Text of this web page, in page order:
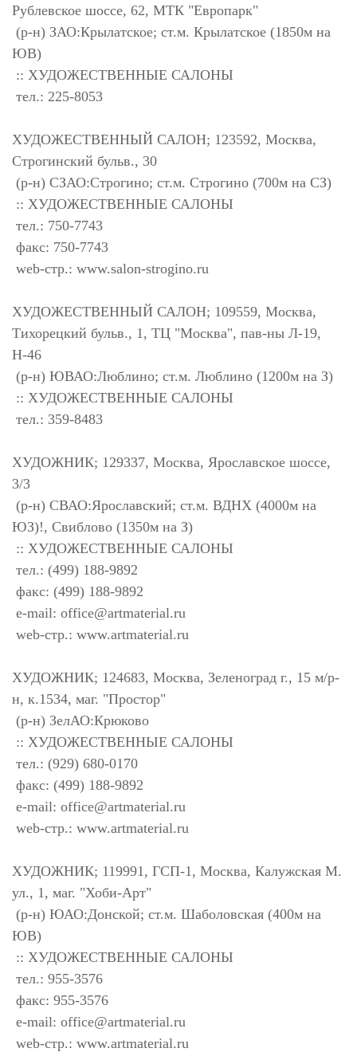
Рублевское шоссе, 62, МТК "Европарк"
(р-н) ЗАО:Крылатское; ст.м. Крылатское (1850м на
ЮВ)
:: ХУДОЖЕСТВЕННЫЕ САЛОНЫ
тел.: 225-8053
ХУДОЖЕСТВЕННЫЙ САЛОН; 123592, Москва,
Строгинский бульв., 30
(р-н) СЗАО:Строгино; ст.м. Строгино (700м на СЗ)
:: ХУДОЖЕСТВЕННЫЕ САЛОНЫ
тел.: 750-7743
факс: 750-7743
web-стр.: www.salon-strogino.ru
ХУДОЖЕСТВЕННЫЙ САЛОН; 109559, Москва,
Тихорецкий бульв., 1, ТЦ "Москва", пав-ны Л-19,
Н-46
(р-н) ЮВАО:Люблино; ст.м. Люблино (1200м на З)
:: ХУДОЖЕСТВЕННЫЕ САЛОНЫ
тел.: 359-8483
ХУДОЖНИК; 129337, Москва, Ярославское шоссе,
3/3
(р-н) СВАО:Ярославский; ст.м. ВДНХ (4000м на
ЮЗ)!, Свиблово (1350м на З)
:: ХУДОЖЕСТВЕННЫЕ САЛОНЫ
тел.: (499) 188-9892
факс: (499) 188-9892
e-mail: office@artmaterial.ru
web-стр.: www.artmaterial.ru
ХУДОЖНИК; 124683, Москва, Зеленоград г., 15 м/р-
н, к.1534, маг. "Простор"
(р-н) ЗелАО:Крюково
:: ХУДОЖЕСТВЕННЫЕ САЛОНЫ
тел.: (929) 680-0170
факс: (499) 188-9892
e-mail: office@artmaterial.ru
web-стр.: www.artmaterial.ru
ХУДОЖНИК; 119991, ГСП-1, Москва, Калужская М.
ул., 1, маг. "Хоби-Арт"
(р-н) ЮАО:Донской; ст.м. Шаболовская (400м на
ЮВ)
:: ХУДОЖЕСТВЕННЫЕ САЛОНЫ
тел.: 955-3576
факс: 955-3576
e-mail: office@artmaterial.ru
web-стр.: www.artmaterial.ru